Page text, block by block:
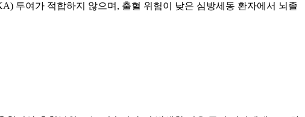
투여가 적합하지 않으며, 출혈 위험이 낮은 심방세동 환자에서 뇌졸